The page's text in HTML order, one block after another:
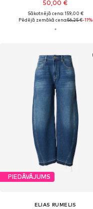
50,00 €
Sākotnējā cena: 159,00 €
Pēdējā zemākā cena:56,25 €-11%
PIEDĀVĀJUMS
ELIAS RUMELIS